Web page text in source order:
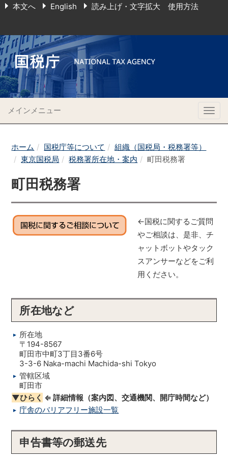
本文へ English 読み上げ・文字拡大 使用方法
メインメニュー
ホーム 国税庁等について
組織（国税局・税務署等）
東京国税局
税務署所在地・案内 町田税務署
町田税務署
←国税に関するご質問
やご相談は、是非、チ
ャットボットやタック
スアンサーなどをご利
用ください。
所在地など
所在地
〒194-8567
町田市中町3丁目3番6号
3-3-6 Naka-machi Machida-shi Tokyo
管轄区域
町田市
▼ひらく ⇐ 詳細情報（案内図、交通機関、開庁時間など）
庁舎のバリアフリー施設一覧
申告書等の郵送先